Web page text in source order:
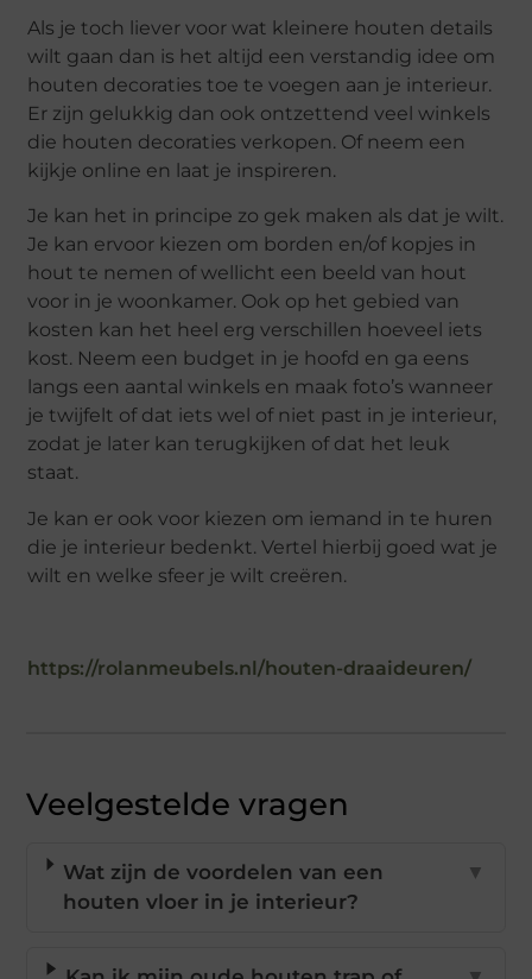
Als je toch liever voor wat kleinere houten details
wilt gaan dan is het altijd een verstandig idee om
houten decoraties toe te voegen aan je interieur.
Er zijn gelukkig dan ook ontzettend veel winkels
die houten decoraties verkopen. Of neem een
kijkje online en laat je inspireren.
Je kan het in principe zo gek maken als dat je wilt.
Je kan ervoor kiezen om borden en/of kopjes in
hout te nemen of wellicht een beeld van hout
voor in je woonkamer. Ook op het gebied van
kosten kan het heel erg verschillen hoeveel iets
kost. Neem een budget in je hoofd en ga eens
langs een aantal winkels en maak foto’s wanneer
je twijfelt of dat iets wel of niet past in je interieur,
zodat je later kan terugkijken of dat het leuk
staat.
Je kan er ook voor kiezen om iemand in te huren
die je interieur bedenkt. Vertel hierbij goed wat je
wilt en welke sfeer je wilt creëren.
https://rolanmeubels.nl/houten-draaideuren/
Veelgestelde vragen
Wat zijn de voordelen van een
houten vloer in je interieur?
▼